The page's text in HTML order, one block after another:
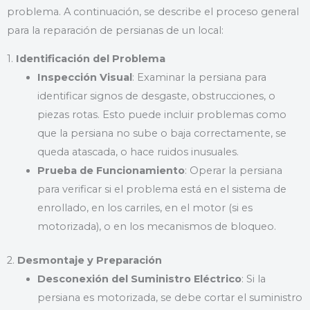
problema. A continuación, se describe el proceso general
para la reparación de persianas de un local:
1. Identificación del Problema
Inspección Visual: Examinar la persiana para
identificar signos de desgaste, obstrucciones, o
piezas rotas. Esto puede incluir problemas como
que la persiana no sube o baja correctamente, se
queda atascada, o hace ruidos inusuales.
Prueba de Funcionamiento: Operar la persiana
para verificar si el problema está en el sistema de
enrollado, en los carriles, en el motor (si es
motorizada), o en los mecanismos de bloqueo.
2. Desmontaje y Preparación
Desconexión del Suministro Eléctrico: Si la
persiana es motorizada, se debe cortar el suministro